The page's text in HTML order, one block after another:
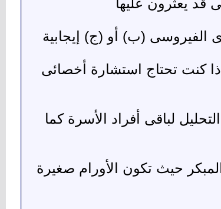
كنت تحتاج استشارة أخصائى
لباقى أفراد الأسرة كما
حيث تكون الأورام صغيرة